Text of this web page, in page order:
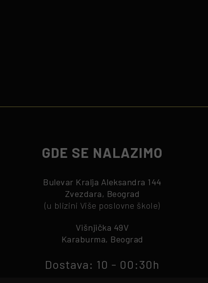
GDE SE NALAZIMO
Bulevar Kralja Aleksandra 144
Zvezdara, Beograd
(u blizini Više poslovne škole)
Višnjička 49V
Karaburma, Beograd
Dostava: 10 - 00:30h